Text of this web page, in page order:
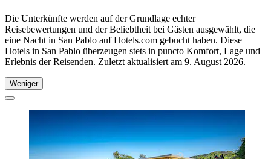
Die Unterkünfte werden auf der Grundlage echter
Reisebewertungen und der Beliebtheit bei Gästen ausgewählt, die
eine Nacht in San Pablo auf Hotels.com gebucht haben. Diese
Hotels in San Pablo überzeugen stets in puncto Komfort, Lage und
Erlebnis der Reisenden. Zuletzt aktualisiert am 9. August 2026.
Weniger